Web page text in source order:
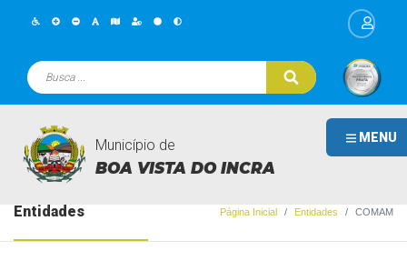
MENU
Município de
BOA VISTA DO INCRA
Entidades Página Inicial Entidades COMAM